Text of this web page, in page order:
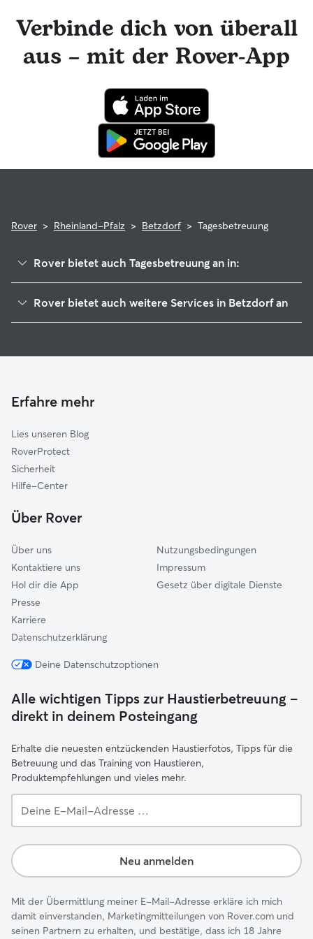
Updates erhalten. Der engagierte Kundenservice von Rover
ist für dich da und dein Hundesitter hat die Möglichkeit,
professionelle tierärztliche Beratung in Anspruch zu
nehmen. Im seltenen Fall eines Problems während der
profitiert von der Rover-Garantie, die die Kosten für
tierärztliche Behandlungen erstattet.
Verbinde dich von überall
aus – mit der Rover-App
Rover > Rheinland-Pfalz > Betzdorf > Tagesbetreuung
Rover bietet auch Tagesbetreuung an in:
Neunkirchen
Morsbach
Hachenburg
Siegen
Burbach
Wenden
Rover bietet auch weitere Services in Betzdorf an
Gassi-Service in Betzdorf
Erfahre mehr
Lies unseren Blog
RoverProtect
Sicherheit
Hilfe-Center
Über Rover
Über uns
Kontaktiere uns
Hol dir die App
Presse
Karriere
Datenschutzerklärung
Nutzungsbedingungen
Impressum
Gesetz über digitale Dienste
Deine Datenschutzoptionen
Alle wichtigen Tipps zur Haustierbetreuung –
direkt in deinem Posteingang
Erhalte die neuesten entzückenden Haustierfotos, Tipps für die
Betreuung und das Training von Haustieren,
Produktempfehlungen und vieles mehr.
E-
Adresse …
Neu anmelden
Mit der Übermittlung meiner E-Mail-Adresse erkläre ich mich
damit einverstanden, Marketingmitteilungen von Rover.com und
seinen Partnern zu erhalten, und bestätige, dass ich 18 Jahre